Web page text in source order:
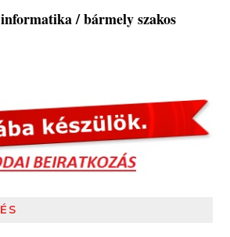
/ bármely szakos